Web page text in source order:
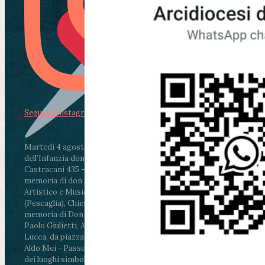
Martedì 4 agosto2026
ore 11:30 - Lucca, Scuola
dell’Infanzia don Aldo Mei - Viale Castruccio
Castracani 435 - Inaugurazione murales in
memoria di don Aldo Mei curato dal Liceo
Artistico e Musicale “Passaglia”
ore 18 - Fiano
(Pescaglia), Chiesa parrocchiale - Messa in
memoria di Don Aldo Mei celebrata da mons.
Paolo Giulietti, Arcivescovo di Lucca
ore 20.30 -
Lucca, da piazza San Michele al Cippo di don
Aldo Mei - Passeggiata della Memoria in alcuni
dei luoghi simbolo della città. Ritrovo alle ore
Segui su Instagram